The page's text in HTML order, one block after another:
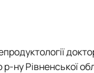
ну Рівненської